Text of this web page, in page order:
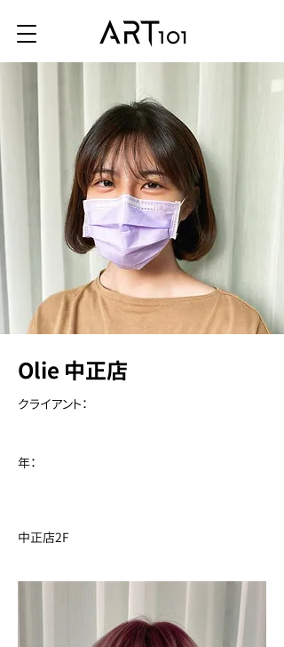
Olie 中正店
クライアント：
年：
中正店2F